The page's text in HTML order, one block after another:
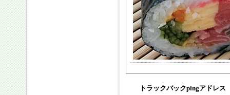
トラックバックpingアドレス